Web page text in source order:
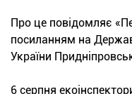
Про це повідомляє
посиланням на
України
6 серпня